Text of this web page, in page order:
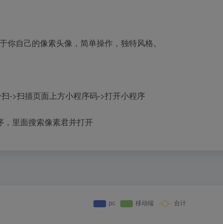
你自己的像素头像，简单操作，独特风格。
->扫描页面上方小程序码->打开小程序
，里面搜索像素君并打开